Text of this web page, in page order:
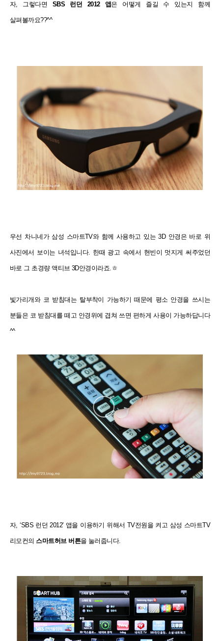
자, 그렇다면 SBS 런던 2012 앱은 어떻게 즐길 수 있는지 함께
살펴볼까요??^^
우선 차니네가 삼성 스마트TV와 함께 사용하고 있는 3D 안경은 바로 위
사진에서 보이는 녀석입니다. 한때 광고 속에서 현빈이 멋지게 써주었던
바로 그 초경량 액티브 3D안경이라죠.ㅎ
빛가리개와 코 받침대는 탈부착이 가능하기 때문에 평소 안경을 쓰시는
분들은 코 받침대를 떼고 안경위에 겹쳐 쓰면 편하게 사용이 가능하답니다
^^
자, ‘SBS 런던 2012’ 앱을 이용하기 위해서 TV전원을 켜고 삼성 스마트TV
리모컨의 스마트허브 버튼을 눌러줍니다.